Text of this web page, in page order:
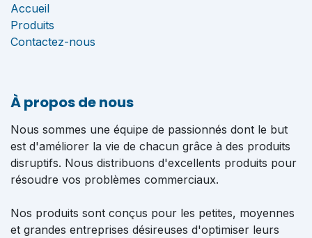
Accueil
Produits
Contactez-nous
À propos de nous
Nous sommes une équipe de passionnés dont le but
est d'améliorer la vie de chacun grâce à des produits
disruptifs. Nous distribuons d'excellents produits pour
résoudre vos problèmes commerciaux.
Nos produits sont conçus pour les petites, moyennes
et grandes entreprises désireuses d'optimiser leurs